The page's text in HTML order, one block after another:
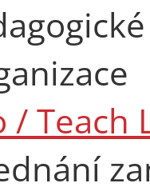
/ Teach